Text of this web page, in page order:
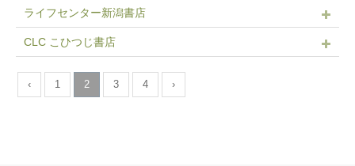
ライフセンター新潟書店
CLC こひつじ書店
‹ 1 2 3 4 ›